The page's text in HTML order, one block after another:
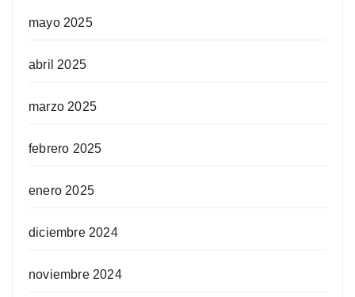
mayo 2025
abril 2025
marzo 2025
febrero 2025
enero 2025
diciembre 2024
noviembre 2024